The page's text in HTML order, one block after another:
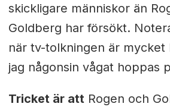
skickligare människor än
Goldberg har försökt.
när tv-tolkningen är mycket
jag någonsin vågat hoppas
Tricket är attRogen och